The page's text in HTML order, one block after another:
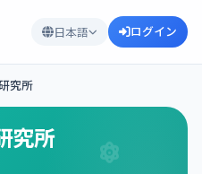
日本語 ログイン
究所
究所